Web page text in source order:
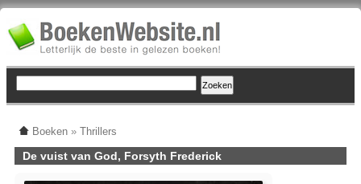
Boeken » Thrillers
De vuist van God, Forsyth Frederick